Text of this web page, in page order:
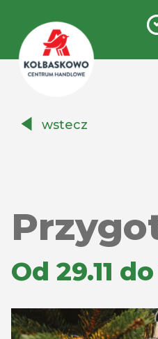
Handlowe
wstecz
Od 29.11